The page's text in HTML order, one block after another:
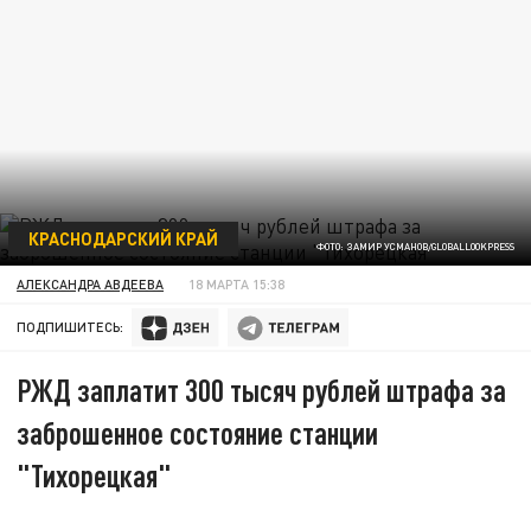
ФОТО: ЗАМИР УСМАНОВ/GLOBALLOOKPRESS
КРАСНОДАРСКИЙ КРАЙ
АЛЕКСАНДРА АВДЕЕВА 18 МАРТА 15:38
ПОДПИШИТЕСЬ:
РЖД заплатит 300 тысяч рублей штрафа за
заброшенное состояние станции
"Тихорецкая"